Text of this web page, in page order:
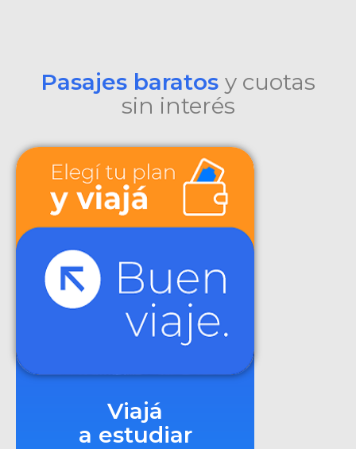
Pasajes baratos y cuotas
sin interés
Viajá
a estudiar